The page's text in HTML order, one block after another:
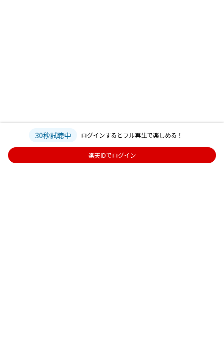
30秒試聴中 ログインするとフル再生で楽しめる！
楽天IDでログイン